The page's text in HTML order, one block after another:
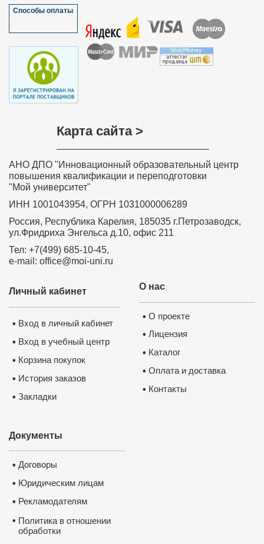
Удостоверение о повышении
квалификации ФГБОУ ВО
подтверждает лицензия, выданная
Министерством образования РФ.
Способы оплаты
Карта сайта >
АНО ДПО "Инновационный образовательный центр
повышения квалификации и переподготовки
"Мой университет"
ИНН 1001043954, ОГРН 1031000006289
Россия, Республика Карелия, 185035 г.Петрозаводск,
ул.Фридриха Энгельса д.10, офис 211
Тел: +7(499) 685-10-45,
e-mail: office@moi-uni.ru
О нас
• О проекте
• Лицензия
• Каталог
• Оплата и доставка
• Контакты
Личный кабинет
• Вход в личный кабинет
• Вход в учебный центр
• Корзина покупок
• История заказов
• Закладки
Документы
• Договоры
• Юридическим лицам
• Рекламодателям
• Политика в отношении
обработки